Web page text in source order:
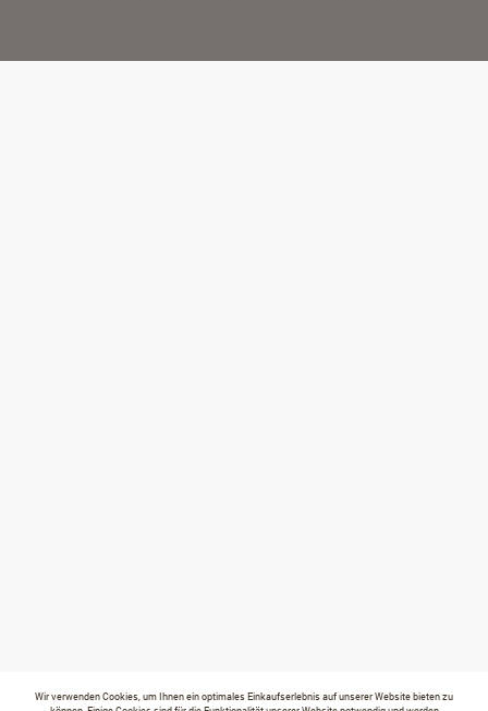
Wir verwenden Cookies, um Ihnen ein optimales Einkaufserlebnis auf unserer Website bieten zu